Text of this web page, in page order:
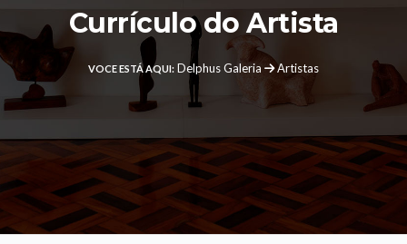
Currículo do Artista
VOCE ESTÁ AQUI: Delphus Galeria Artistas